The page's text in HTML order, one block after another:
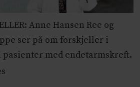
Anne Hansen Ree og
ser på om forskjeller i
med endetarmskreft.